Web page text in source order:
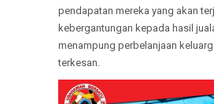
pendapatan mereka yang akan
kebergantungan kepada hasil
menampung perbelanjaan
terkesan.